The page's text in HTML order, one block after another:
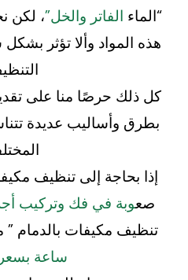
“الماء الفاتر والخل”، لكن
هذه المواد وألا تؤثر
كل ذلك حرصًا منا على
بطرق وأساليب عديدة
إذا بحاجة إلى تنظيف
صعوبة في فك وتركيب
تنظيف مكيفات بالدمام ”
ساعة